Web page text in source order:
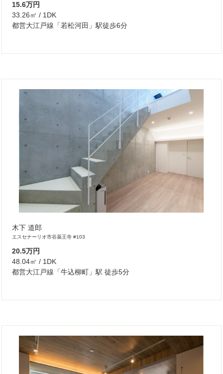
15.6万円
33.26㎡ / 1DK
都営大江戸線「若松河田」駅徒歩6分
木下 道郎
エスセナーリオ市谷薬王寺 #103
20.5万円
48.04㎡ / 1DK
都営大江戸線「牛込柳町」駅 徒歩5分